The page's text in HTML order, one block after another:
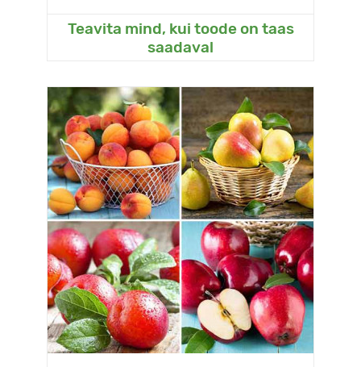
Teavita mind, kui toode on taas
saadaval